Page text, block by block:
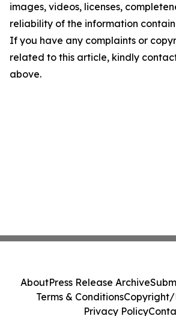
images, videos, licenses,
reliability of the information
If you have any complaints or
related to this article, kindly
above.
AboutPress Release Archive
Terms & ConditionsCopyright/
Privacy Policy